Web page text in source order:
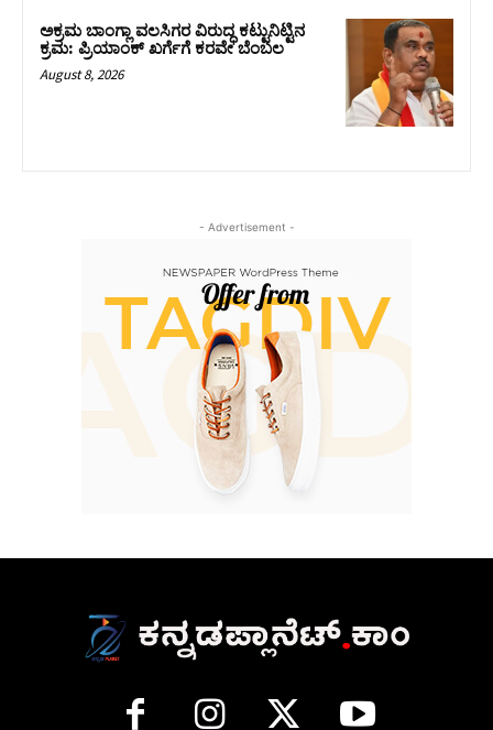
ಅಕ್ರಮ ಬಾಂಗ್ಲಾ ವಲಸಿಗರ ವಿರುದ್ಧ ಕಟ್ಟುನಿಟ್ಟಿನ
ಕ್ರಮ: ಪ್ರಿಯಾಂಕ್ ಖರ್ಗೆಗೆ ಕರವೇ ಬೆಂಬಲ
August 8, 2026
- Advertisement -